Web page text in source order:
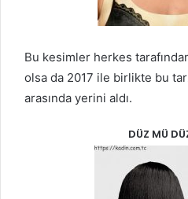
Bu kesimler herkes
olsa da 2017 ile birlikte bu
arasında yerini aldı.
DÜZ MÜ